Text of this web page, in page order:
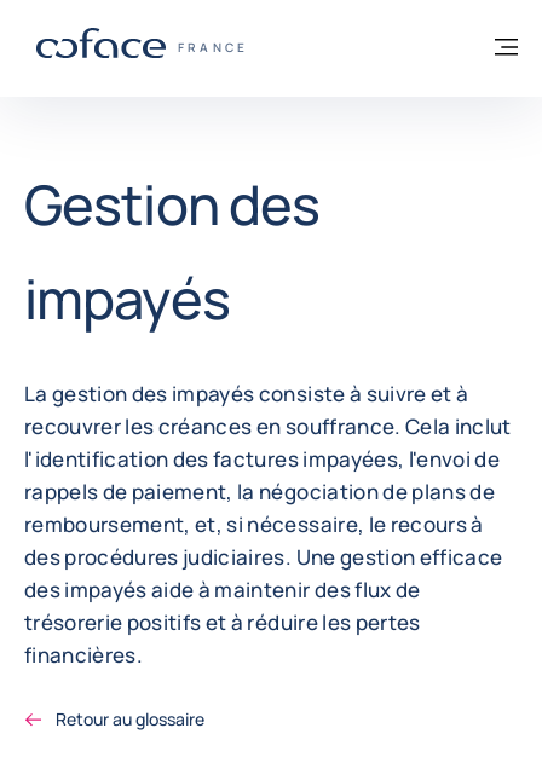
COFACE, FOR TRADE - PAGE D'ACCUEIL
FRANCE
Retour à la page d'accueil
Gestion des
impayés
La gestion des impayés consiste à suivre et à
recouvrer les créances en souffrance. Cela inclut
l'identification des factures impayées, l'envoi de
rappels de paiement, la négociation de plans de
remboursement, et, si nécessaire, le recours à
des procédures judiciaires. Une gestion efficace
des impayés aide à maintenir des flux de
trésorerie positifs et à réduire les pertes
financières.
Retour au glossaire